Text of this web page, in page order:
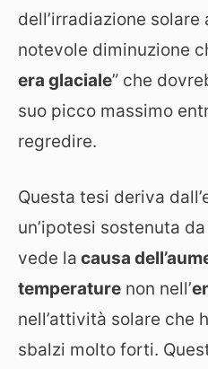
dell’irradiazione
notevole diminuzione
era glaciale” che
suo picco massimo
regredire.
Questa tesi deriva
un’ipotesi sostenuta
vede la causa
temperature non nell’
nell’attività solare che
sbalzi molto forti.